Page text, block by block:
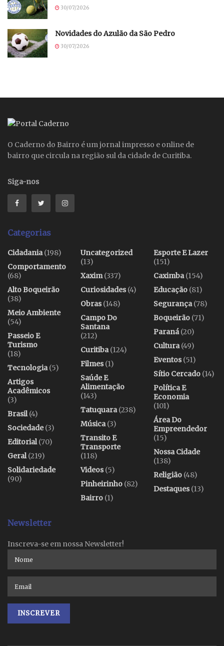
30/07/2026
Novidades do Azulão da São Pedro
30/07/2026
O Caderno do Bairro é um jornal impresso e online de
bairro que circula na região sul da cidade de Curitiba.
Siga-nos
Categorias
Cidadania(198)
Comportamento
(68)
Alto Boqueirão
(38)
Meio Ambiente
(54)
Passeio E
Turismo
(18)
Tecnologia(5)
Artigos
Acadêmicos
(3)
Brasil(4)
Sociedade(3)
Editorial(70)
Geral(219)
Solidariedade
(90)
Uncategorized
(13)
Xaxim(337)
Curiosidades(4)
Obras(148)
Campo Do
Santana
(212)
Curitiba(124)
Filmes(1)
Saúde E
Alimentação
(143)
Tatuquara(238)
Música(3)
Transito E
Transporte
(118)
Videos(5)
Pinheirinho (82)
Bairro (1)
Esporte E Lazer
(151)
Caximba(154)
Educação (81)
Segurança(78)
Boqueirão (71)
Paraná(20)
Cultura(49)
Eventos(51)
Sítio Cercado (14)
Política E
Economia
(101)
Área Do
Empreendedor
(15)
Nossa Cidade
(138)
Religião (48)
Destaques(13)
Newsletter
Inscreva-se em nossa Newsletter!